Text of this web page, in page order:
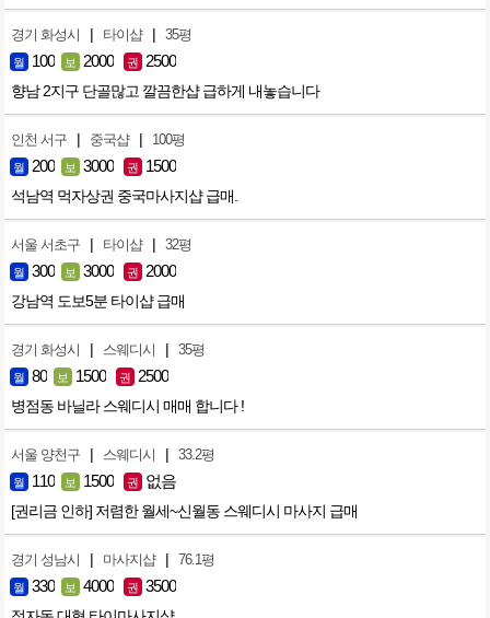
경기 화성시 | 타이샵 | 35평
월 100 보 2000 권 2500
향남 2지구 단골많고 깔끔한샵 급하게 내놓습니다
인천 서구 | 중국샵 | 100평
월 200 보 3000 권 1500
석남역 먹자상권 중국마사지샵 급매.
서울 서초구 | 타이샵 | 32평
월 300 보 3000 권 2000
강남역 도보5분 타이샵 급매
경기 화성시 | 스웨디시 | 35평
월 80 보 1500 권 2500
병점동 바닐라 스웨디시 매매 합니다 !
서울 양천구 | 스웨디시 | 33.2평
월 110 보 1500 권 없음
[권리금 인하] 저렴한 월세~신월동 스웨디시 마사지 급매
경기 성남시 | 마사지샵 | 76.1평
월 330 보 4000 권 3500